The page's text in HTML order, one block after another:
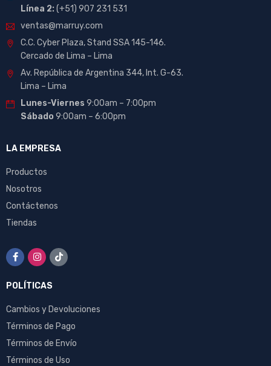
Línea 2:(+51) 907 231 531
ventas@marruy.com
C.C. Cyber Plaza, Stand SSA 145-146.
Cercado de Lima – Lima
Av. República de Argentina 344, Int. G-63.
Lima – Lima
Lunes-Viernes 9:00am – 7:00pm
Sábado9:00am – 6:00pm
LA EMPRESA
Productos
Nosotros
Contáctenos
Tiendas
POLÍTICAS
Cambios y Devoluciones
Términos de Pago
Términos de Envío
Términos de Uso